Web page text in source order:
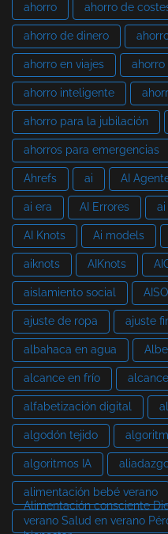
ahorro ahorro de
ahorro de dinero
ahorro en viajes ahorro
ahorro inteligente
ahorro para la jubilación
ahorros para emergencias
Ahrefs ai AI
ai era AI Errores ai
AI Knots Ai models
aiknots AIKnots
aislamiento social AISO
ajuste de ropa ajuste
albahaca en agua
alcance en frío
alfabetización digital
algodón tejido
algoritmos IA
alimentación bebé verano
Alimentación consciente
verano Salud en verano